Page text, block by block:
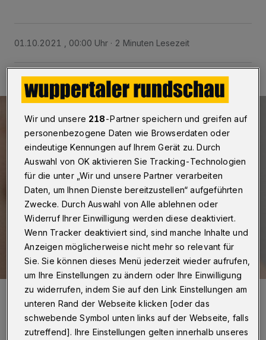
01.10.2021 , 00:00 Uhr 2 Minuten Lesezeit
Foto: Ximena Mora
Wir und unsere 218-Partner speichern und greifen auf
personenbezogene Daten wie Browserdaten oder
eindeutige Kennungen auf Ihrem Gerät zu. Durch
Auswahl von OK aktivieren Sie Tracking-Technologien
für die unter „Wir und unsere Partner verarbeiten
Daten, um Ihnen Dienste bereitzustellen“ aufgeführten
Zwecke. Durch Auswahl von Alle ablehnen oder
Widerruf Ihrer Einwilligung werden diese deaktiviert.
Wenn Tracker deaktiviert sind, sind manche Inhalte und
Anzeigen möglicherweise nicht mehr so relevant für
Sie. Sie können dieses Menü jederzeit wieder aufrufen,
um Ihre Einstellungen zu ändern oder Ihre Einwilligung
zu widerrufen, indem Sie auf den Link Einstellungen am
unteren Rand der Webseite klicken [oder das
schwebende Symbol unten links auf der Webseite, falls
zutreffend]. Ihre Einstellungen gelten innerhalb unseres